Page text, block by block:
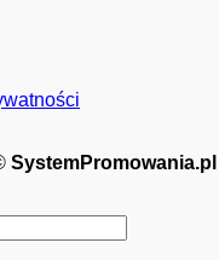
SystemPromowania.pl